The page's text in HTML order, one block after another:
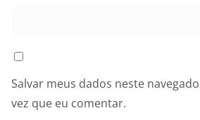
Salvar meus dados neste
vez que eu comentar.